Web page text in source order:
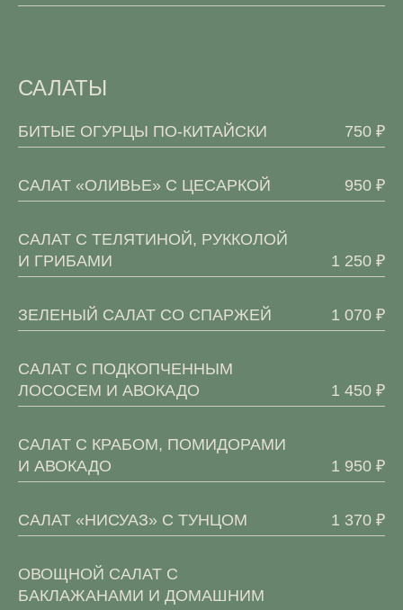
САЛАТЫ
БИТЫЕ ОГУРЦЫ ПО-КИТАЙСКИ 750 ₽
САЛАТ «ОЛИВЬЕ» С ЦЕСАРКОЙ 950 ₽
САЛАТ С ТЕЛЯТИНОЙ, РУККОЛОЙ
И ГРИБАМИ
1 250 ₽
ЗЕЛЕНЫЙ САЛАТ СО СПАРЖЕЙ 1 070 ₽
САЛАТ С ПОДКОПЧЕННЫМ
ЛОСОСЕМ И АВОКАДО
1 450 ₽
САЛАТ С КРАБОМ, ПОМИДОРАМИ
И АВОКАДО
1 950 ₽
САЛАТ «НИСУАЗ» С ТУНЦОМ 1 370 ₽
ОВОЩНОЙ САЛАТ С
БАКЛАЖАНАМИ И ДОМАШНИМ